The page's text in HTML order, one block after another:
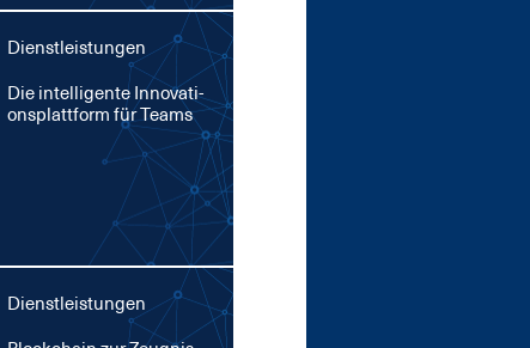
Dienstleistungen
Die in­tel­li­gen­te In­no­va­ti­
ons­platt­form für Teams
Dienstleistungen